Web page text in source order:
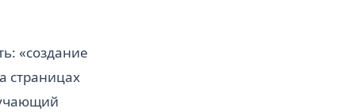
«создание
страницах